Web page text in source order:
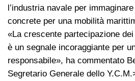
l’industria navale per
concrete per una mobilità
«La crescente partecipazione
è un segnale incoraggiante per
responsabile», ha commentato
Segretario Generale dello